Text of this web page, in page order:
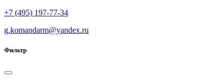
+7 (495) 197-77-34
g.komandarm@yandex.ru
Фильтр